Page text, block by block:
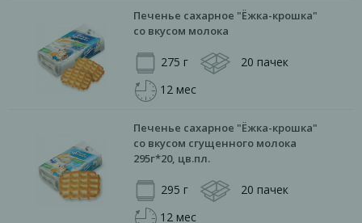
Печенье сахарное "Ёжка-крошка"
со вкусом молока
275 г
20 пачек
12 мес
Печенье сахарное "Ёжка-крошка"
со вкусом сгущенного молока
295г*20, цв.пл.
295 г
20 пачек
12 мес